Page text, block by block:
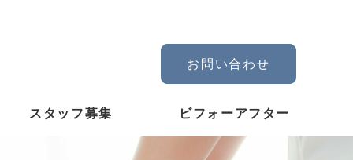
お問い合わせ
スタッフ募集 ビフォーアフター